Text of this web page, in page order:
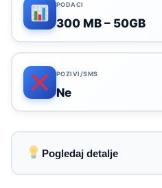
PODACI
300 MB – 50GB
POZIVI/SMS
Ne
Pogledaj detalje